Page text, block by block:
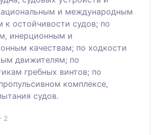
и международным
к остойчивости судов; по
инерционным и
качествам; по ходкости
движителям; по
гребных винтов; по
комплексе,
судов.
2